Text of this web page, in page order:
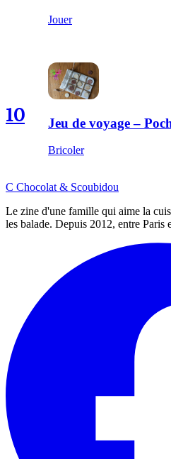
Jouer
10 Jeu de voyage –
Bricoler
C Chocolat & Scoubidou
Le zine d'une famille qui aime la
les balade. Depuis 2012, entre Paris